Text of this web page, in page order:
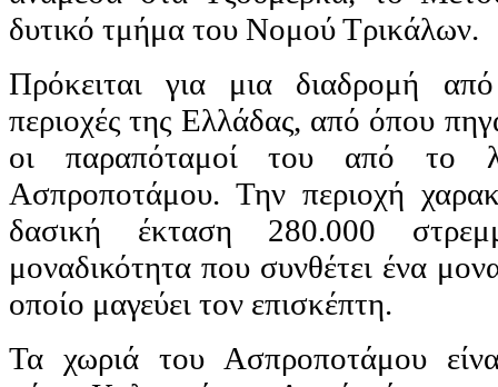
δυτικό τμήμα του Νομού Τρικάλων.
Πρόκειται για μια διαδρομή από
περιοχές της Ελλάδας, από όπου
οι παραπόταμοί του από το
Ασπροποτάμου. Την περιοχή
δασική έκταση 280.000
μοναδικότητα που συνθέτει ένα
οποίο μαγεύει τον επισκέπτη.
Τα χωριά του Ασπροποτάμου